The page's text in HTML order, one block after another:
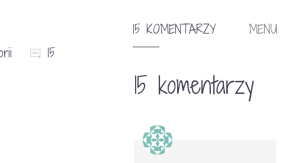
15
15 KOMENTARZY MENU
15 komentarzy